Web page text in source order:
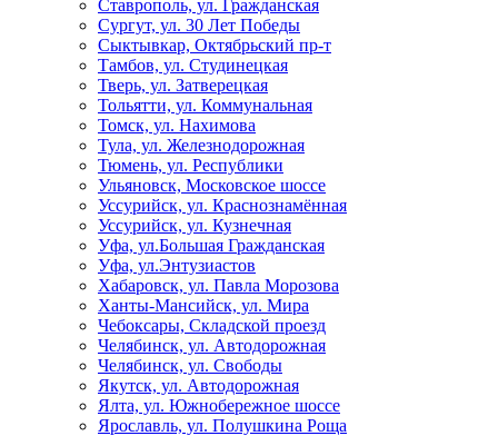
Ставрополь, ул. Гражданская
Сургут, ул. 30 Лет Победы
Сыктывкар, Октябрьский пр-т
Тамбов, ул. Студинецкая
Тверь, ул. Затверецкая
Тольятти, ул. Коммунальная
Томск, ул. Нахимова
Тула, ул. Железнодорожная
Тюмень, ул. Республики
Ульяновск, Московское шоссе
Уссурийск, ул. Краснознамённая
Уссурийск, ул. Кузнечная
Уфа, ул.Большая Гражданская
Уфа, ул.Энтузиастов
Хабаровск, ул. Павла Морозова
Ханты-Мансийск, ул. Мира
Чебоксары, Складской проезд
Челябинск, ул. Автодорожная
Челябинск, ул. Свободы
Якутск, ул. Автодорожная
Ялта, ул. Южнобережное шоссе
Ярославль, ул. Полушкина Роща